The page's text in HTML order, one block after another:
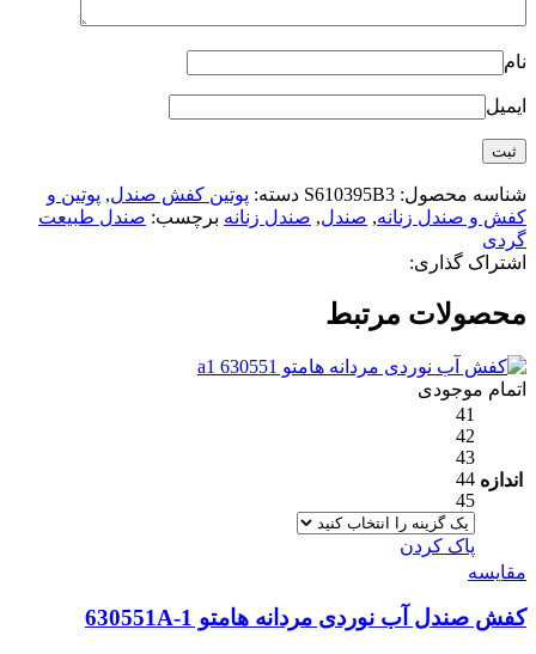
نام
ایمیل
شناسه محصول: S610395B3 دسته: پوتین کفش صندل, پوتین و
کفش و صندل زنانه, صندل, صندل زنانه برچسب: صندل طبیعت
گردی
اشتراک گذاری:
محصولات مرتبط
اتمام موجودی
اندازه
41
42
43
44
45
پاک کردن
مقایسه
کفش صندل آب نوردی مردانه هامتو 630551A-1